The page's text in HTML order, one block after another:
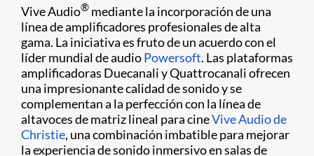
Vive Audio® mediante la incorporación de una
línea de amplificadores profesionales de alta
gama. La iniciativa es fruto de un acuerdo con el
líder mundial de audioPowersoft. Las plataformas
amplificadoras Duecanali y Quattrocanali ofrecen
una impresionante calidad de sonido y se
complementan a la perfección con la línea de
altavoces de matriz lineal para cineVive Audio de
Christie, una combinación imbatible para mejorar
la experiencia de sonido inmersivo en salas de